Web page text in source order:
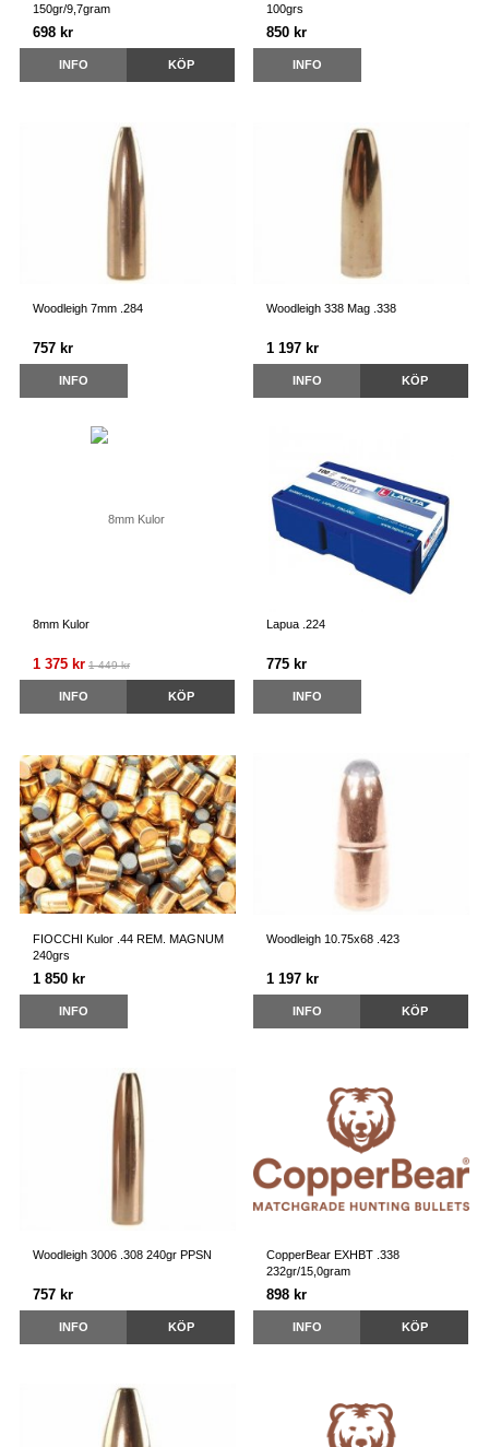
150gr/9,7gram
698 kr
INFO KÖP
100grs
850 kr
INFO
Woodleigh 7mm .284
757 kr
INFO
Woodleigh 338 Mag .338
1 197 kr
INFO KÖP
8mm Kulor
1 375 kr 1 449 kr
INFO KÖP
Lapua .224
775 kr
INFO
FIOCCHI Kulor .44 REM. MAGNUM
240grs
1 850 kr
INFO
Woodleigh 10.75x68 .423
1 197 kr
INFO KÖP
Woodleigh 3006 .308 240gr PPSN
757 kr
INFO KÖP
CopperBear EXHBT .338
232gr/15,0gram
898 kr
INFO KÖP